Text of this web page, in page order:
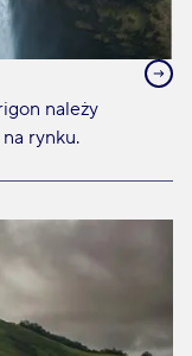
należy
rynku.